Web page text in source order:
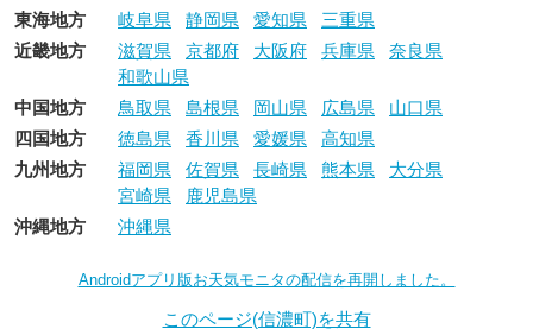
東海地方
岐阜県 静岡県 愛知県
三重県
近畿地方
滋賀県 京都府 大阪府 兵庫県
奈良県
和歌山県
中国地方
鳥取県 島根県 岡山県 広島県
山口県
四国地方
徳島県 香川県 愛媛県
高知県
九州地方
福岡県 佐賀県 長崎県 熊本県
大分県
宮崎県
鹿児島県
沖縄地方
沖縄県
Androidアプリ版お天気モニタの配信を再開しました。
このページ(信濃町)を共有